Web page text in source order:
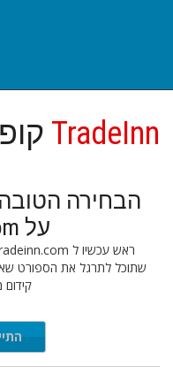
TradeInn
הבחירה
על tradeinn.com
שתוכל לתרגל את הספורט